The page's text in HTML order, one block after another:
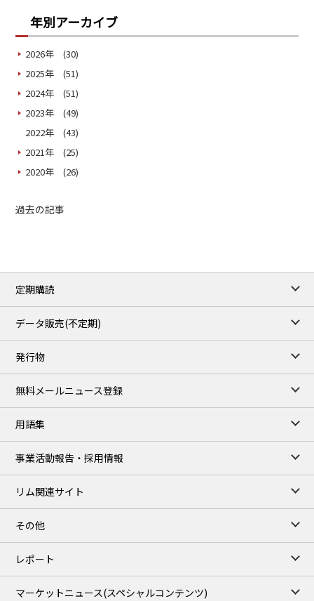
年別アーカイブ
2026年 (30)
2025年 (51)
2024年 (51)
2023年 (49)
2022年 (43)
2021年 (25)
2020年 (26)
過去の記事
定期購読
データ販売(不定期)
発行物
無料メールニュース登録
用語集
事業活動報告・採用情報
リム関連サイト
その他
レポート
マーケットニュース(スペシャルコンテンツ)